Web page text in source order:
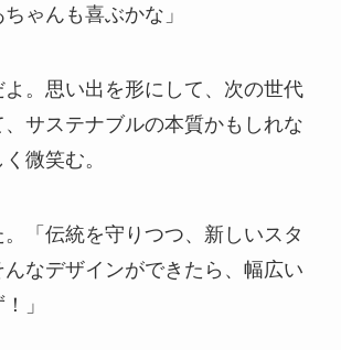
ゃんも喜ぶかな」
よ。思い出を形にして、次の世代
サステナブルの本質かもしれな
微笑む。
「伝統を守りつつ、新しいスタ
なデザインができたら、幅広い
」